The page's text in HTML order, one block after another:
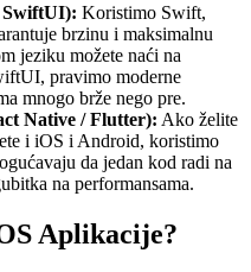
SwiftUI): Koristimo Swift,
brzinu i maksimalnu
jeziku možete naći na
pravimo moderne
mnogo brže nego pre.
Native / Flutter): Ako želite
i iOS i Android, koristimo
da jedan kod radi na
na performansama.
Aplikacije?